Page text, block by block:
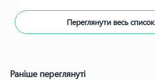
Переглянути весь список
Раніше переглянуті